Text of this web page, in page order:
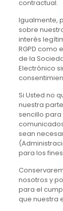
contractual.
Igualmente,
sobre
interés
RGPD como
de la
Electrónico
Si Usted no
nuestra
sencillo para
sean
para los
nosotros y
para el
que nuestra